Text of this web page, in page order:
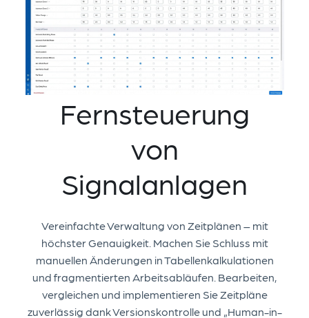
Fernsteuerung
von
Signalanlagen
Vereinfachte Verwaltung von Zeitplänen – mit
höchster Genauigkeit. Machen Sie Schluss mit
manuellen Änderungen in Tabellenkalkulationen
und fragmentierten Arbeitsabläufen. Bearbeiten,
vergleichen und implementieren Sie Zeitpläne
zuverlässig dank Versionskontrolle und „Human-in-